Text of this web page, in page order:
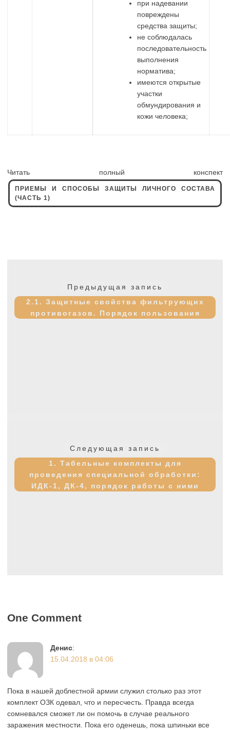
при надевании
повреждены
средства защиты;
не соблюдалась
последовательность
выполнения
норматива;
имеются открытые
участки
обмундирования и
кожи человека;
Читать полный конспект
ПРИЕМЫ И СПОСОБЫ ЗАЩИТЫ ЛИЧНОГО СОСТАВА
(ЧАСТЬ 1)
Предыдущая запись
запись:
2.1. Защитные свойства фильтрующих
противогазов. Порядок пользования
Следующая запись
запись:
1. Табельные комплекты для
проведения специальной обработки:
ИДК-1, ДК-4, порядок работы с ними
One Comment
Денис:
15.04.2018 в 04:06
Пока в нашей доблестной армии служил столько раз этот
комплект ОЗК одевал, что и пересчесть. Правда всегда
сомневался сможет ли он помочь в случае реального
заражения местности. Пока его оденешь, пока шпиньки все